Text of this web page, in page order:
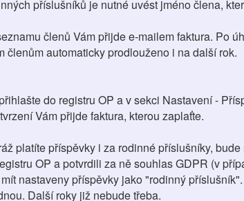
příslušníků je nutné uvést jméno člena,
členů Vám přijde e-mailem faktura. Po
členům automaticky prodlouženo i na další rok.
do registru OP a v sekci Nastavení -
Vám přijde faktura, kterou zaplaťte.
platíte příspěvky i za rodinné příslušníky,
OP a potvrdili za ně souhlas GDPR (v
nastaveny příspěvky jako "rodinný
Další roky již nebude třeba.